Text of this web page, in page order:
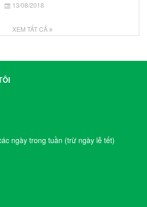
13/08/2018
XEM TẤT CẢ
ngày trong tuần (trừ ngày lễ tết)